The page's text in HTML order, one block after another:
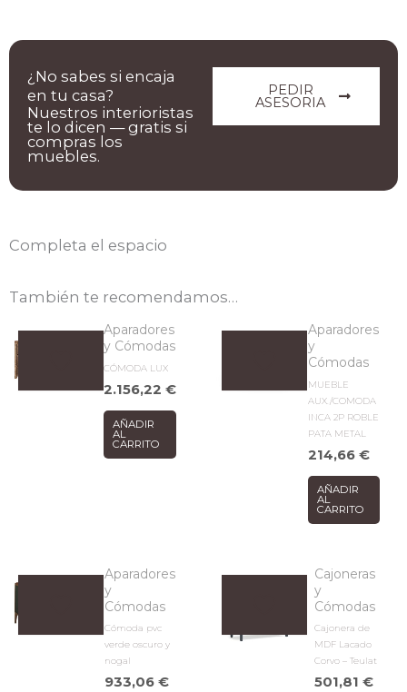
PEDIR
ASESORIA
¿No sabes si encaja
en tu casa?
Nuestros interioristas
te lo dicen — gratis si
compras los
muebles.
Completa el espacio
También te recomendamos…
Aparadores
y Cómodas
CÓMODA LUX
2.156,22€
AÑADIR
AL
CARRITO
Aparadores
y
Cómodas
MUEBLE
AUX./COMODA
INCA 2P ROBLE
PATA METAL
214,66€
AÑADIR
AL
CARRITO
Aparadores
y
Cómodas
Cómoda pvc
verde oscuro y
nogal
933,06€
Cajoneras
y
Cómodas
Cajonera de
MDF Lacado
Corvo – Teulat
501,81€